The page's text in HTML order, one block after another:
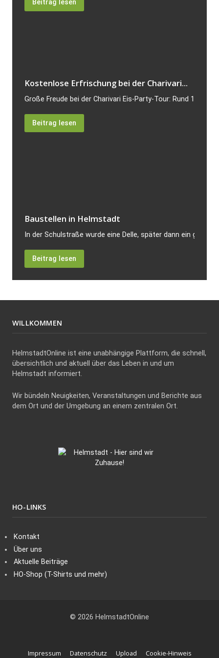
Beitrag lesen
Kostenlose Erfrischung bei der Charivari...
Große Freude bei der Charivari Eis-Party-Tour: Rund 120
Beitrag lesen
Baustellen in Helmstadt
In der Schulstraße wurde eine Delle, später dann ein
Beitrag lesen
WILLKOMMEN
HelmstadtOnline ist eine unabhängige Plattform, die schnell,
übersichtlich und aktuell über das Leben in und um
Helmstadt informiert.
Wir bündeln Neuigkeiten, Veranstaltungen und Berichte aus
dem Ort und der Umgebung an einem zentralen Ort.
HO-LINKS
Kontakt
Über uns
Aktuelle Beiträge
HO-Shop (T-Shirts und mehr)
© 2026 HelmstadtOnline
Impressum Datenschutz Upload Cookie-Hinweis